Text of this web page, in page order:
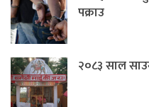
पक्राउ
२०८३ साल